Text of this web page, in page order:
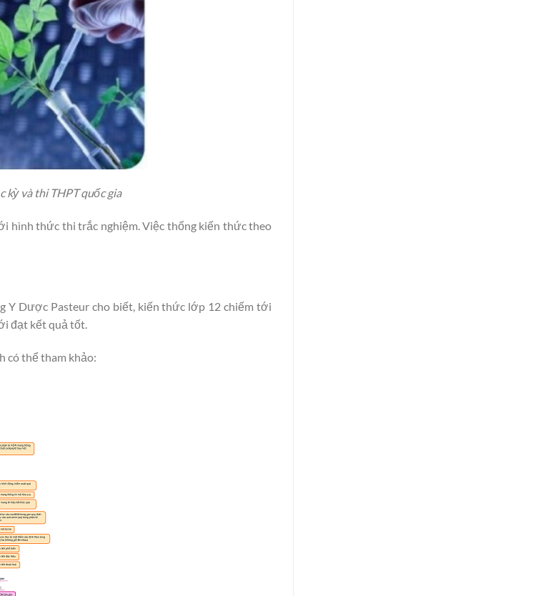
kỳ và thi THPT quốc gia
hình thức thi trắc nghiệm. Việc thống kiến thức theo
Y Dược Pasteur cho biết, kiến thức lớp 12 chiếm tới
đạt kết quả tốt.
có thể tham khảo: